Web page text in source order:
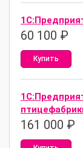
60 100 ₽
Купить
161 000 ₽